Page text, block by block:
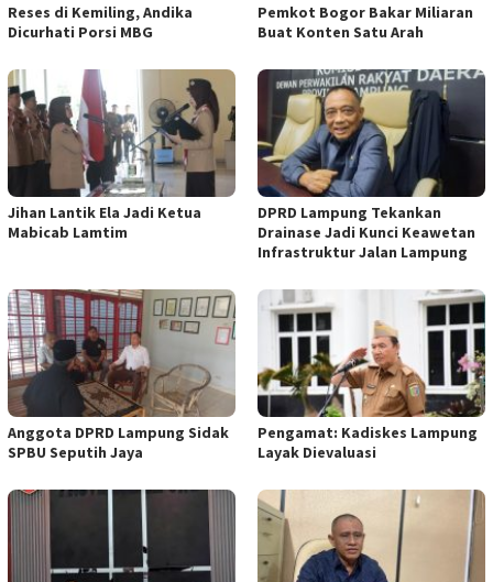
Reses di Kemiling, Andika
Dicurhati Porsi MBG
Pemkot Bogor Bakar Miliaran
Buat Konten Satu Arah
Jihan Lantik Ela Jadi Ketua
Mabicab Lamtim
DPRD Lampung Tekankan
Drainase Jadi Kunci Keawetan
Infrastruktur Jalan Lampung
Anggota DPRD Lampung Sidak
SPBU Seputih Jaya
Pengamat: Kadiskes Lampung
Layak Dievaluasi